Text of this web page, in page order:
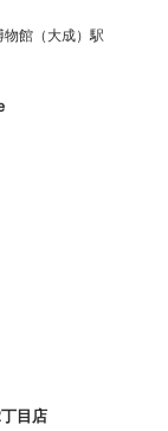
館（大成）駅
目店